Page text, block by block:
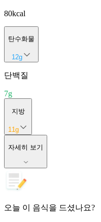
80kcal
탄수화물
12g
단백질
7g
지방
11 g
자세히 보기
오늘 이 음식을 드셨나요?